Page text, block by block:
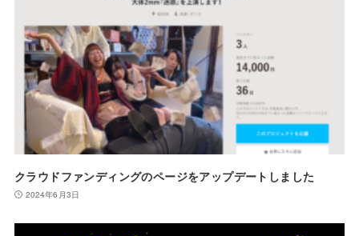
クラウドファンディングのページをアップデートしました
2024年6月3日